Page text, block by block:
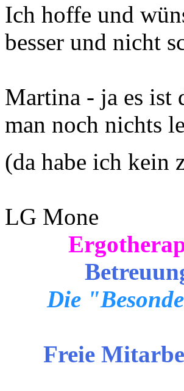
Ich hoffe und
besser und nicht
Martina - ja es ist
man noch nichts
(da habe ich kein
LG Mone
Die
Freie